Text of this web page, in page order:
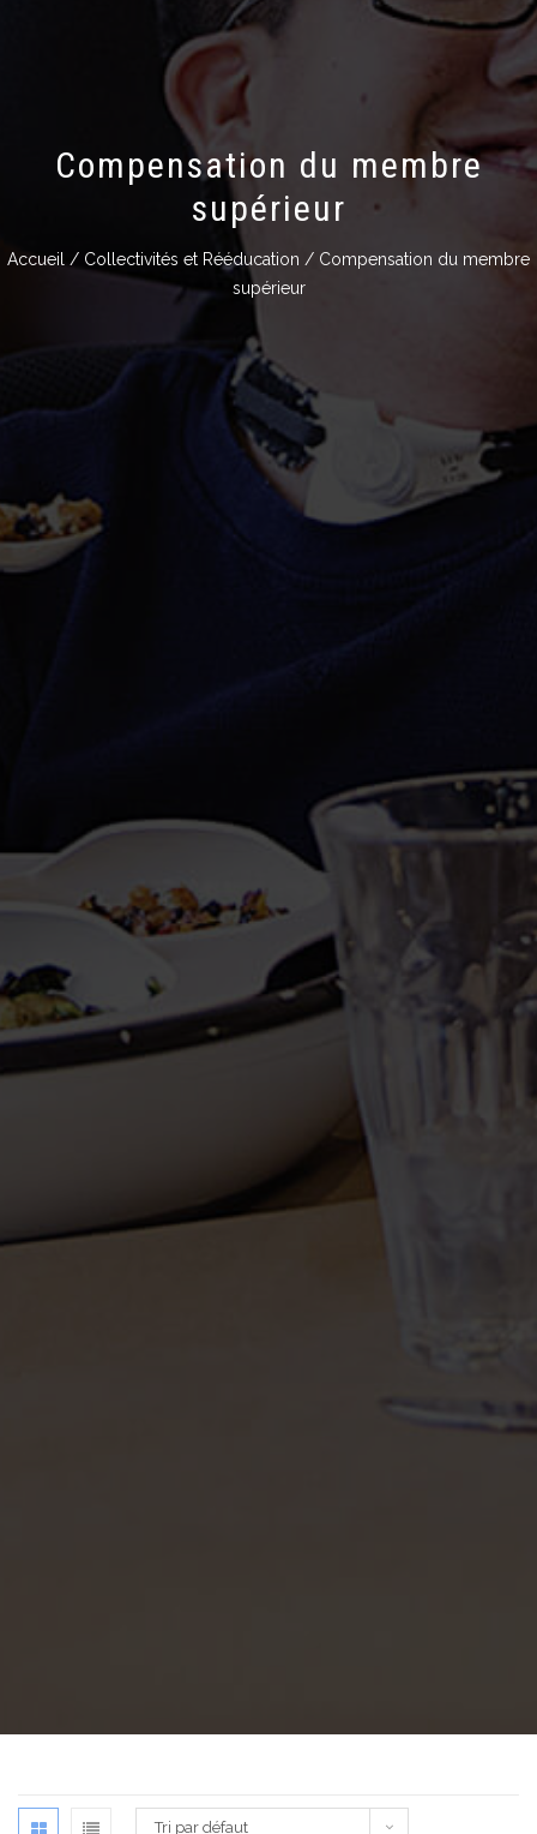
Compensation du membre
supérieur
Accueil / Collectivités et Rééducation / Compensation du membre
supérieur
Tri par défaut